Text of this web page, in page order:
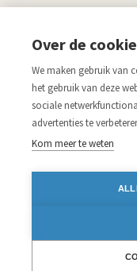
Links
Aanmelden nieuwsbrief
Acco.be
Disclaimer
Blijf op de hoogte
FacebookInstagram
Twitter
Over de
We maken gebruik van
het gebruik van deze
sociale
advertenties te
Kom meer te weten